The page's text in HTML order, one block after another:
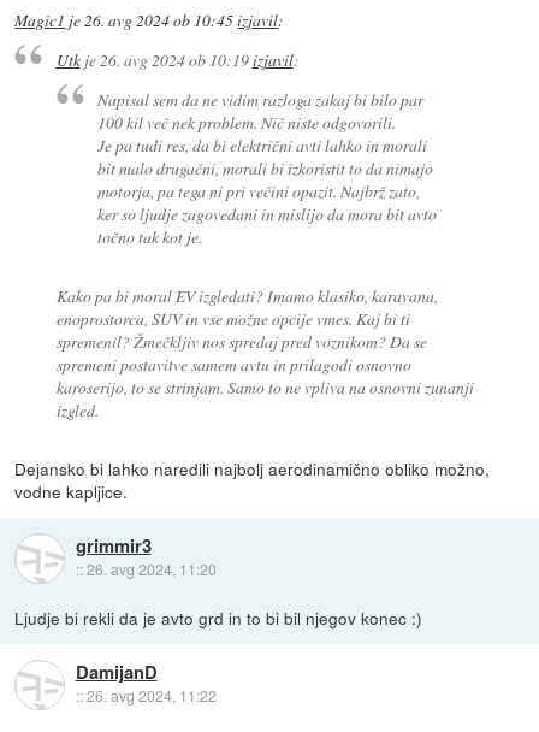
Magic1 je26. avg 2024 ob 10:45izjavil:
Utkje26. avg 2024 ob 10:19izjavil:
Napisal sem da ne vidim razloga zakaj bi bilo par
100 kil več nek problem. Nič niste odgovorili.
Je pa tudi res, da bi električni avti lahko in morali
bit malo drugačni, morali bi izkoristit to da nimajo
motorja, pa tega ni pri večini opazit. Najbrž zato,
ker so ljudje zagovedani in mislijo da mora bit avto
točno tak kot je.
Kako pa bi moral EV izgledati? Imamo klasiko, karavana,
enoprostorca, SUV in vse možne opcije vmes. Kaj bi ti
spremenil? Žmečkljiv nos spredaj pred voznikom? Da se
spremeni postavitve samem avtu in prilagodi osnovno
karoserijo, to se strinjam. Samo to ne vpliva na osnovni zunanji
izgled.
Dejansko bi lahko naredili najbolj aerodinamično obliko možno,
vodne kapljice.
grimmir3
::26. avg 2024, 11:20
Ljudje bi rekli da je avto grd in to bi bil njegov konec :)
DamijanD
::26. avg 2024, 11:22